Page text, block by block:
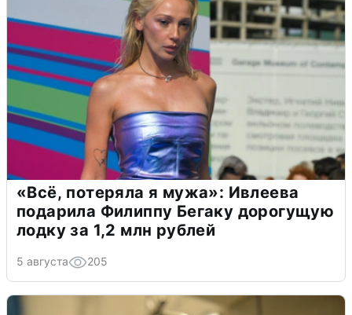
«Всё, потеряла я мужа»: Ивлеева
подарила Филиппу Бегаку дорогущую
лодку за 1,2 млн рублей
5 августа 205